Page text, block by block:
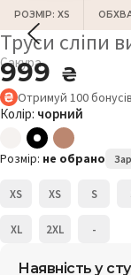
РОЗМІР: XS
Труси сліпи
Сакура
999 ₴
Отримуй 100бонусів
Колір: чорний
Розмір: не обрано
XS XS S
XL 2XL -
Наявність у